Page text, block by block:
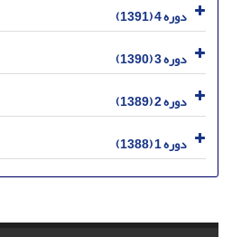
دوره 4 (1391)
دوره 3 (1390)
دوره 2 (1389)
دوره 1 (1388)